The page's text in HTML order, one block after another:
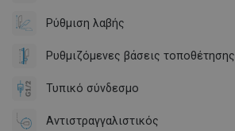
Ρύθμιση λαβής
Ρυθμιζόμενες βάσεις τοποθέτησης
Τυπικό σύνδεσμο
Αντιστραγγαλιστικός